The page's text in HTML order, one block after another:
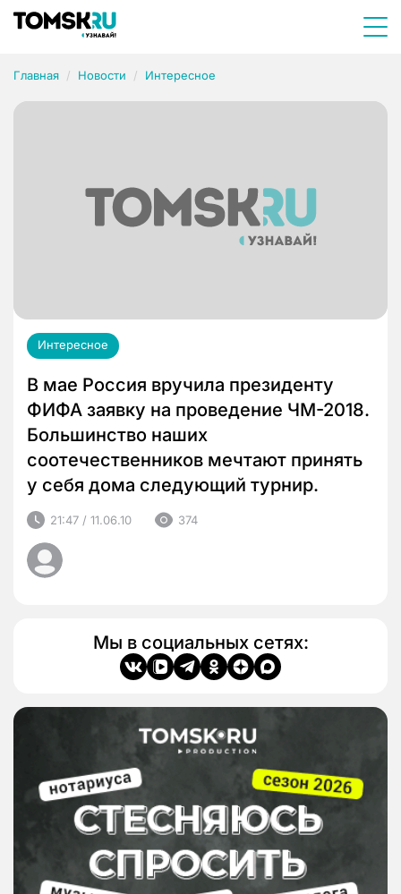
Главная Новости Интересное
Интересное
В мае Россия вручила президенту
ФИФА заявку на проведение ЧМ-2018.
Большинство наших
соотечественников мечтают принять
у себя дома следующий турнир.
21:47 / 11.06.10 374
Мы в социальных сетях: